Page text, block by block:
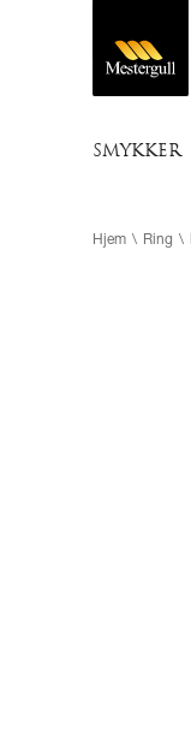
SMYKKER
Hjem \ Ring \